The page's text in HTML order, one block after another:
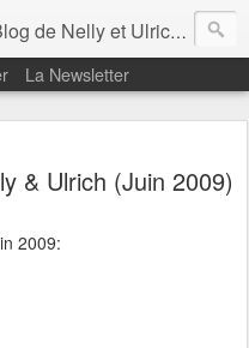
et Ulrich aux Etats-Unis. Voyages et Expériences...
La Newsletter
& Ulrich (Juin 2009)
2009: